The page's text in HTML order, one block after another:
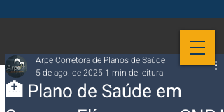
🏥 Plano de Saúde em
Arpe Corretora de Planos de Saúde
5 de ago. de 2025 1 min de leitura